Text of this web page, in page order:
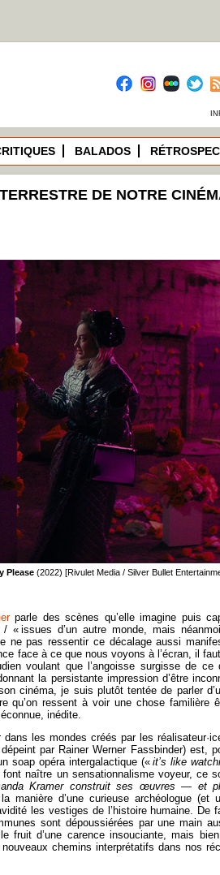
BALADOS
DE NOTRE
Please (2022) [Rivulet Media / Silver Bullet
parle des scènes qu’elle imagine puis
/ « issues d’un autre monde, mais
ne pas ressentir ce décalage aussi
face à ce que nous voyons à l’écran, il
voulant que l’angoisse surgisse de ce
la persistante impression d’être
cinéma, je suis plutôt tentée de parler
qu’on ressent à voir une chose familière
inédite.
les mondes créés par les
par Rainer Werner Fassbinder) est,
soap opéra intergalactique («it’s like
naître un sensationnalisme voyeur, ce
Kramer construit ses œuvres— et
manière d’une curieuse archéologue (et
les vestiges de l’histoire humaine. De
sont dépoussiérées par une main
fruit d’une carence insouciante, mais
chemins interprétatifs dans nos